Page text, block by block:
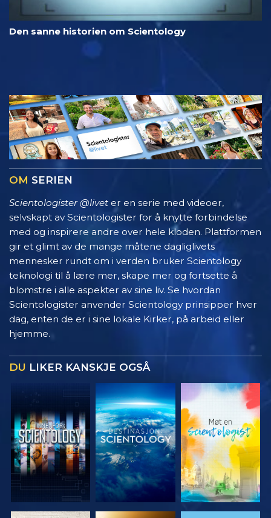
Den sanne historien om Scientology
OM SERIEN
Scientologister @livet er en serie med videoer,
selvskapt av Scientologister for å knytte forbindelse
med og inspirere andre over hele kloden. Plattformen
gir et glimt av de mange måtene dagliglivets
mennesker rundt om i verden bruker Scientology
teknologi til å lære mer, skape mer og fortsette å
blomstre i alle aspekter av sine liv. Se hvordan
Scientologister anvender Scientology prinsipper hver
dag, enten de er i sine lokale Kirker, på arbeid eller
hjemme.
DU LIKER KANSKJE OGSÅ